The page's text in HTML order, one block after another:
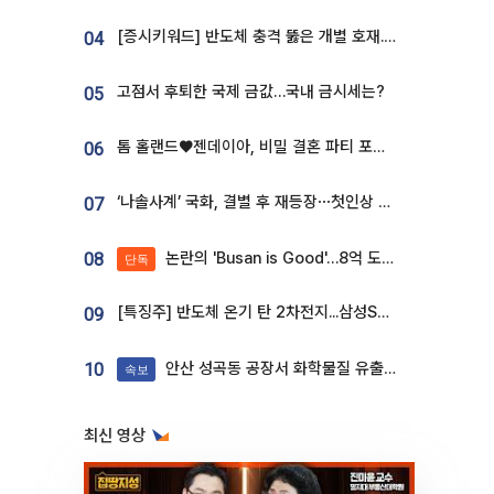
04 [증시키워드] 반도체 충격 뚫은 개별 호재...포스코퓨처엠·에코프로·한화솔루션 '눈길'
05 고점서 후퇴한 국제 금값…국내 금시세는?
06 톰 홀랜드♥젠데이아, 비밀 결혼 파티 포착⋯호텔 대관비만 9억
07 ‘나솔사계’ 국화, 결별 후 재등장⋯첫인상 투표 휩쓸고 ‘인기녀’ 등극
08 단독 논란의 'Busan is Good'…8억 도시브랜드, 용산 대통령실 CI 업체가 수행
09 [특징주] 반도체 온기 탄 2차전지...삼성SDI, 장 초반 7% 넘게 껑충
10 속보 안산 성곡동 공장서 화학물질 유출 사고 발생
최신 영상